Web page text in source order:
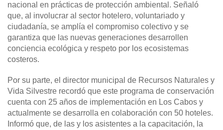
nacional en prácticas de protección ambiental. Señaló
que, al involucrar al sector hotelero, voluntariado y
ciudadanía, se amplía el compromiso colectivo y se
garantiza que las nuevas generaciones desarrollen
conciencia ecológica y respeto por los ecosistemas
costeros.
Por su parte, el director municipal de Recursos Naturales y
Vida Silvestre recordó que este programa de conservación
cuenta con 25 años de implementación en Los Cabos y
actualmente se desarrolla en colaboración con 50 hoteles.
Informó que, de las y los asistentes a la capacitación, la